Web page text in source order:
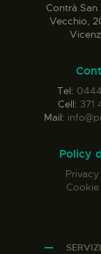
Contrà San
Vecchio,
Tel:
Cell: 371
Mail:
Policy